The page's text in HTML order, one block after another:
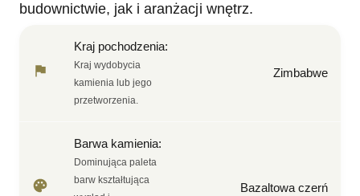
budownictwie, jak i aranżacji wnętrz.
Kraj pochodzenia:
Kraj wydobycia
kamienia lub jego
przetworzenia.
Zimbabwe
Barwa kamienia:
Dominująca paleta
barw kształtująca
Bazaltowa czerń